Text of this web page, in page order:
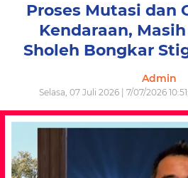
Proses Mutasi dan
Kendaraan,
Sholeh Bongkar
Admin
Selasa, 07 Juli 2026 | 7/07/2026